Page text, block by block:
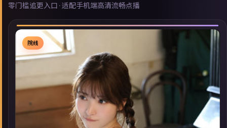
零门槛追更入口 · 适配手机端高清流畅点播
院线